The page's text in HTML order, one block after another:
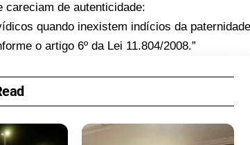
careciam de autenticidade:
quando inexistem indícios da
o artigo 6º da Lei 11.804/2008.”